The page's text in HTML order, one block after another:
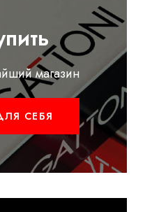
магазин
СЕБЯ